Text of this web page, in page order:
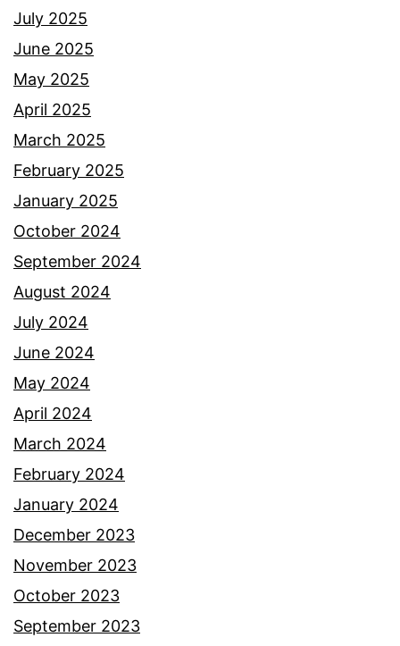
July 2025
June 2025
May 2025
April 2025
March 2025
February 2025
January 2025
October 2024
September 2024
August 2024
July 2024
June 2024
May 2024
April 2024
March 2024
February 2024
January 2024
December 2023
November 2023
October 2023
September 2023